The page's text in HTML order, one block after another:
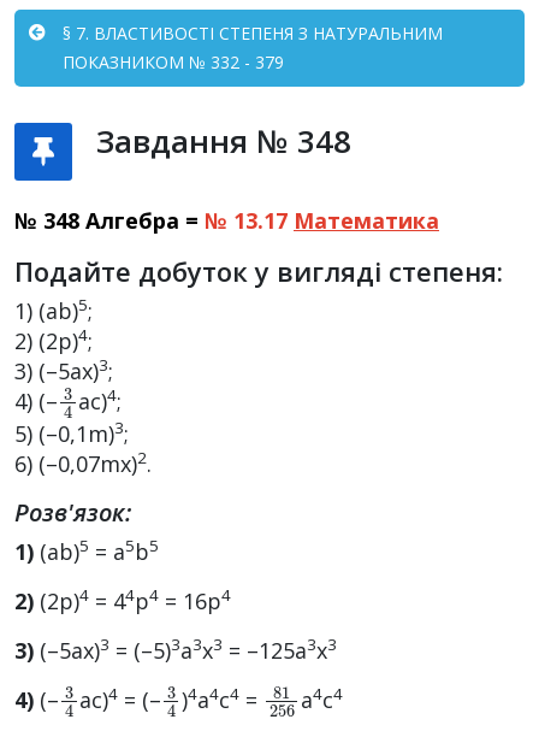
§ 7. ВЛАСТИВОСТІ СТЕПЕНЯ З НАТУРАЛЬНИМ
ПОКАЗНИКОМ № 332 - 379
Завдання № 348
№ 348 Алгебра = № 13.17 Математика
Подайте добуток у вигляді степеня:
1) (ab)5;
2) (2p)4;
3) (–5ax)3;
4) (–34ac)4;
5) (–0,1m)3;
6) (–0,07mx)2.
Розв'язок:
1) (ab)5 = a5b5
2) (2p)4 = 44p4 = 16p4
3) (–5ax)3 = (–5)3a3x3 = –125a3x3
4) (– 3 ac)4= (– 34 )4a4c4= 81 256
a4c4